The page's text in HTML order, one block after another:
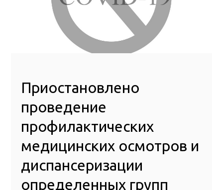
Приостановлено
проведение
профилактических
медицинских осмотров и
диспансеризации
определенных групп